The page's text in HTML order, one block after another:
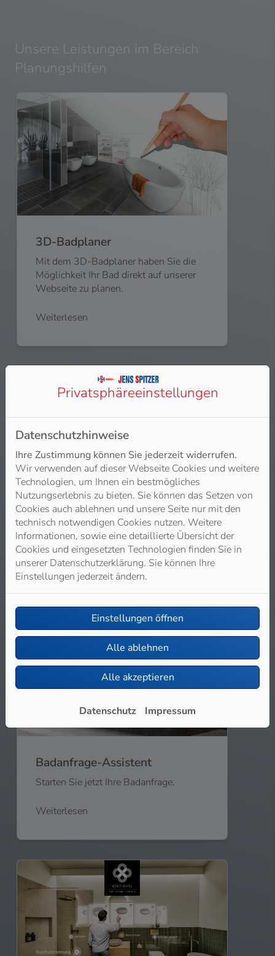
Unsere Leistungen im Bereich
Planungshilfen
3D-Badplaner
Mit dem 3D-Badplaner haben Sie die
Möglichkeit Ihr Bad direkt auf unserer
Webseite zu planen.
Weiterlesen
Heizungsanfrage-Assistent
Starten Sie jetzt Ihre Heizungsanfrage.
Weiterlesen
Badanfrage-Assistent
Starten Sie jetzt Ihre Badanfrage.
Weiterlesen
Privatsphäre­einstellungen
Datenschutzhinweise
Ihre Zustimmung können Sie jederzeit widerrufen.
Wir verwenden auf dieser Webseite Cookies und weitere
Technologien, um Ihnen ein bestmögliches
Nutzungserlebnis zu bieten. Sie können das Setzen von
Cookies auch ablehnen und unsere Seite nur mit den
technisch notwendigen Cookies nutzen. Weitere
Informationen, sowie eine detaillierte Übersicht der
Cookies und eingesetzten Technologien finden Sie in
unserer Datenschutzerklärung. Sie können Ihre
Einstellungen jederzeit ändern.
Einstellungen öffnen
Alle ablehnen
Alle akzeptieren
Datenschutz Impressum